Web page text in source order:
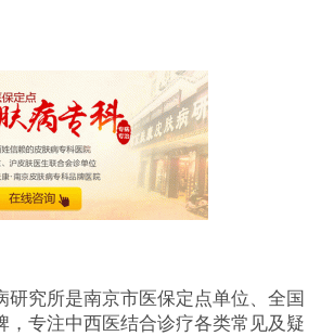
究所是南京市医保定点单位、全国
，专注中西医结合诊疗各类常见及疑